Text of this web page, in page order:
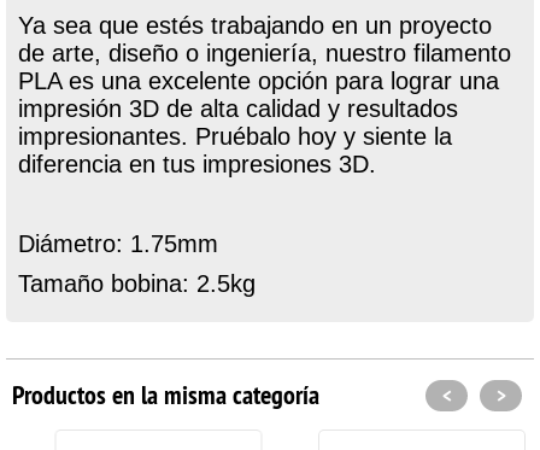
Ya sea que estés trabajando en un proyecto
de arte, diseño o ingeniería, nuestro filamento
PLA es una excelente opción para lograr una
impresión 3D de alta calidad y resultados
impresionantes. Pruébalo hoy y siente la
diferencia en tus impresiones 3D.
Diámetro: 1.75mm
Tamaño bobina: 2.5kg
Productos en la misma categoría < >